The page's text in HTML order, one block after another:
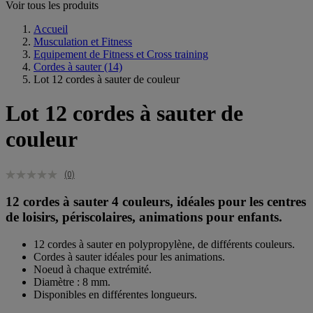
Voir tous les produits
Accueil
Musculation et Fitness
Equipement de Fitness et Cross training
Cordes à sauter (14)
Lot 12 cordes à sauter de couleur
Lot 12 cordes à sauter de
couleur
(0)
12 cordes à sauter 4 couleurs, idéales pour les centres
de loisirs, périscolaires, animations pour enfants.
12 cordes à sauter en polypropylène, de différents couleurs.
Cordes à sauter idéales pour les animations.
Noeud à chaque extrémité.
Diamètre : 8 mm.
Disponibles en différentes longueurs.